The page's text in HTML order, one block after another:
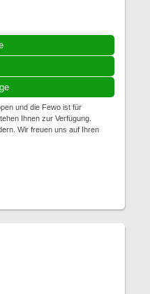
und die Fewo ist für
Ihnen zur Verfügung.
Wir freuen uns auf Ihren